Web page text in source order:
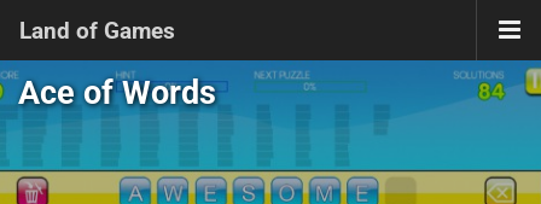
Land of Games
Ace of Words